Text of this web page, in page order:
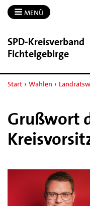
MENÜ
SPD-​Kreisverband
Fichtelgebirge
Start › Wahlen ›
Grußwort